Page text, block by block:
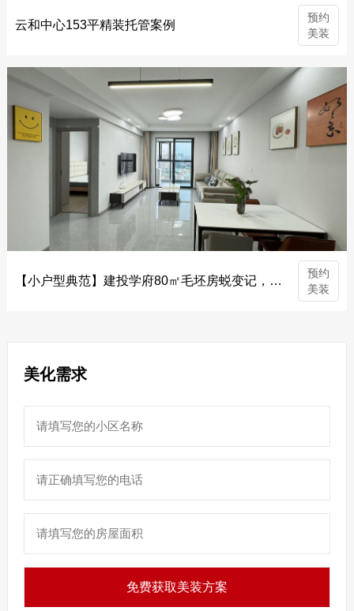
云和中心153平精装托管案例
预约
美装
【小户型典范】建投学府80㎡毛坯房蜕变记，学区房精准定位创收 ...
预约
美装
美化需求
免费获取美装方案